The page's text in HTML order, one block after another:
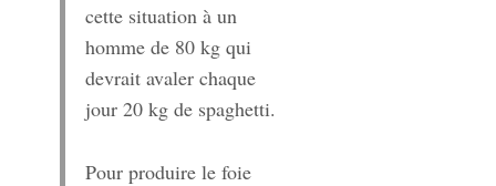
cette situation à un
homme de 80 kg qui
devrait avaler chaque
jour 20 kg de spaghetti.
Pour produire le foie